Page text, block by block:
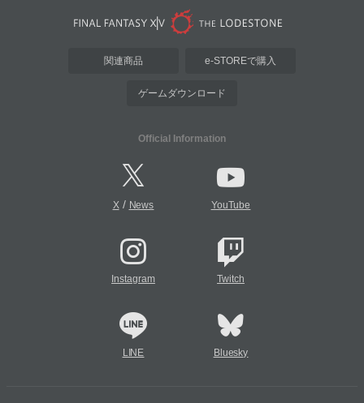
関連商品 e-STOREで購入
ゲームダウンロード
Official Information
X/ News YouTube
Instagram Twitch
LINE Bluesky